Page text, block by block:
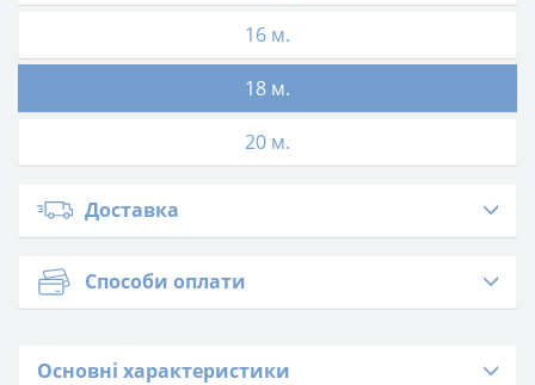
Основні характеристики
16 м.
18 м.
20 м.
Доставка
Способи оплати